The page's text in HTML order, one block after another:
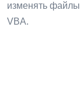
изменять
VBA.